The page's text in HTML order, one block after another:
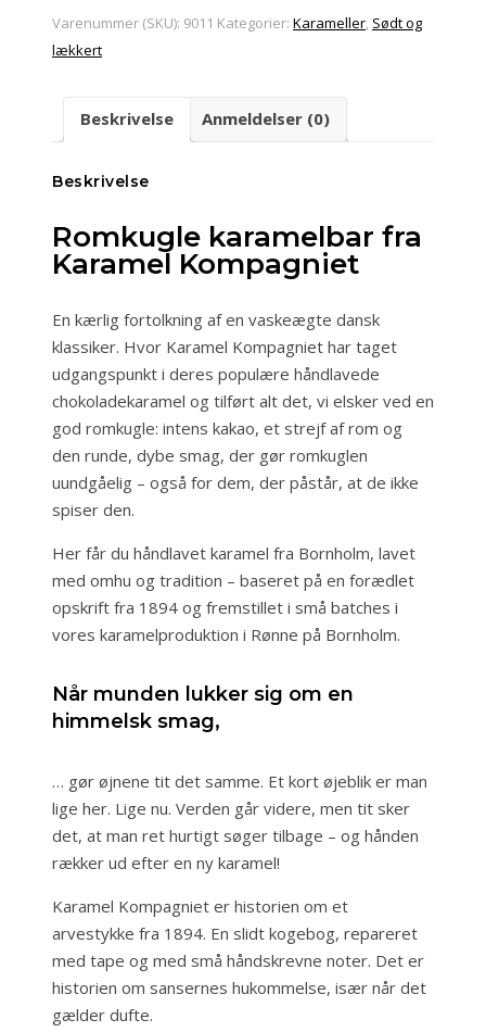
fra
Karamel
Varenummer (SKU): 9011 Kategorier: Karameller, Sødt og
lækkert
Beskrivelse Anmeldelser (0)
Beskrivelse
Romkugle karamelbar fra
Karamel Kompagniet
En kærlig fortolkning af en vaskeægte dansk
klassiker. Hvor Karamel Kompagniet har taget
udgangspunkt i deres populære håndlavede
chokoladekaramel og tilført alt det, vi elsker ved en
god romkugle: intens kakao, et strejf af rom og
den runde, dybe smag, der gør romkuglen
uundgåelig – også for dem, der påstår, at de ikke
spiser den.
Her får du håndlavet karamel fra Bornholm, lavet
med omhu og tradition – baseret på en forædlet
opskrift fra 1894 og fremstillet i små batches i
vores karamelproduktion i Rønne på Bornholm.
Når munden lukker sig om en
himmelsk smag,
… gør øjnene tit det samme. Et kort øjeblik er man
lige her. Lige nu. Verden går videre, men tit sker
det, at man ret hurtigt søger tilbage – og hånden
rækker ud efter en ny karamel!
Karamel Kompagniet er historien om et
arvestykke fra 1894. En slidt kogebog, repareret
med tape og med små håndskrevne noter. Det er
historien om sansernes hukommelse, især når det
gælder dufte.